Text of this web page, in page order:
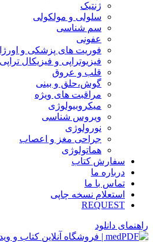
ژنتیک
سلولی و مولکولی
سم شناسی
عفونی
فوریت های پزشکی و
فیزیوتراپی و فیزیکال تراپی
قلب و عروق
گوش،حلق و بینی
مراقبت های ویژه
میکروبیولوژی
ویروس شناسی
نورولوژی
جراحی مغز و اعصاب
هماتولوژی
سفارش کتاب
درباره ما
تماس با ما
استعلام نسخه چاپی
REQUEST
راهنمای دانلود